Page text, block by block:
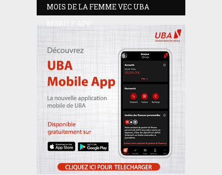
MOIS DE LA FEMME VEC UBA
MOBILE APP